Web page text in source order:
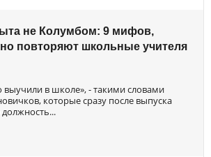
не Колумбом: 9 мифов,
повторяют школьные учителя
выучили в школе», - такими словами
которые сразу после выпуска